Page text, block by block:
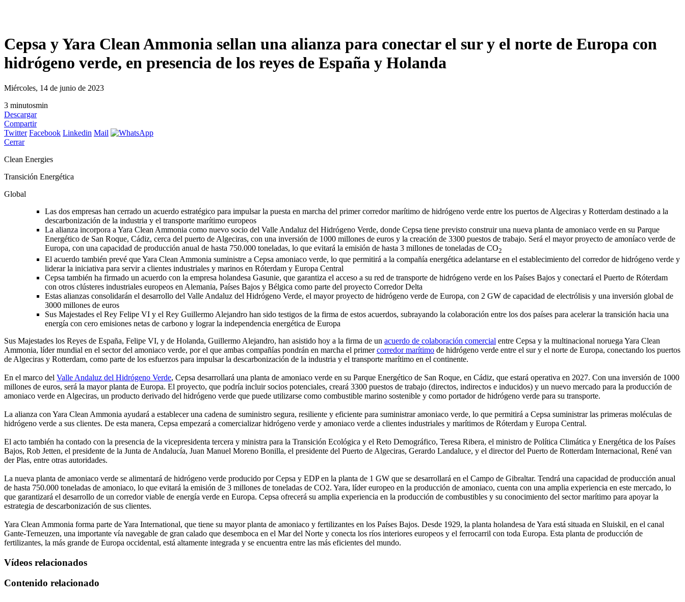
Cepsa y Yara Clean Ammonia sellan una alianza para conectar el sur y el norte de Europa con
hidrógeno verde, en presencia de los reyes de España y Holanda
Miércoles, 14 de junio de 2023
3 minutosmin
Descargar
Compartir
Twitter Facebook Linkedin Mail
Cerrar
Clean Energies
Transición Energética
Global
Las dos empresas han cerrado un acuerdo estratégico para impulsar la puesta en marcha del primer corredor marítimo de hidrógeno verde entre los puertos de Algeciras y Rotterdam destinado a la
descarbonización de la industria y el transporte marítimo europeos
La alianza incorpora a Yara Clean Ammonia como nuevo socio del Valle Andaluz del Hidrógeno Verde, donde Cepsa tiene previsto construir una nueva planta de amoniaco verde en su Parque
Energético de San Roque, Cádiz, cerca del puerto de Algeciras, con una inversión de 1000 millones de euros y la creación de 3300 puestos de trabajo. Será el mayor proyecto de amoníaco verde de
Europa, con una capacidad de producción anual de hasta 750.000 toneladas, lo que evitará la emisión de hasta 3 millones de toneladas de CO2
El acuerdo también prevé que Yara Clean Ammonia suministre a Cepsa amoniaco verde, lo que permitirá a la compañía energética adelantarse en el establecimiento del corredor de hidrógeno verde y
liderar la iniciativa para servir a clientes industriales y marinos en Róterdam y Europa Central
Cepsa también ha firmado un acuerdo con la empresa holandesa Gasunie, que garantiza el acceso a su red de transporte de hidrógeno verde en los Países Bajos y conectará el Puerto de Róterdam
con otros clústeres industriales europeos en Alemania, Países Bajos y Bélgica como parte del proyecto Corredor Delta
Estas alianzas consolidarán el desarrollo del Valle Andaluz del Hidrógeno Verde, el mayor proyecto de hidrógeno verde de Europa, con 2 GW de capacidad de electrólisis y una inversión global de
3000 millones de euros
Sus Majestades el Rey Felipe VI y el Rey Guillermo Alejandro han sido testigos de la firma de estos acuerdos, subrayando la colaboración entre los dos países para acelerar la transición hacia una
energía con cero emisiones netas de carbono y lograr la independencia energética de Europa
Sus Majestades los Reyes de España, Felipe VI, y de Holanda, Guillermo Alejandro, han asistido hoy a la firma de un acuerdo de colaboración comercial entre Cepsa y la multinacional noruega Yara Clean
Ammonia, líder mundial en el sector del amoniaco verde, por el que ambas compañías pondrán en marcha el primercorredor marítimo de hidrógeno verde entre el sur y el norte de Europa, conectando los puertos
de Algeciras y Rotterdam, como parte de los esfuerzos para impulsar la descarbonización de la industria y el transporte marítimo en el continente.
En el marco del Valle Andaluz del Hidrógeno Verde, Cepsa desarrollará una planta de amoniaco verde en su Parque Energético de San Roque, en Cádiz, que estará operativa en 2027. Con una inversión de 1000
millones de euros, será la mayor planta de Europa. El proyecto, que podría incluir socios potenciales, creará 3300 puestos de trabajo (directos, indirectos e inducidos) y un nuevo mercado para la producción de
amoniaco verde en Algeciras, un producto derivado del hidrógeno verde que puede utilizarse como combustible marino sostenible y como portador de hidrógeno verde para su transporte.
La alianza con Yara Clean Ammonia ayudará a establecer una cadena de suministro segura, resiliente y eficiente para suministrar amoniaco verde, lo que permitirá a Cepsa suministrar las primeras moléculas de
hidrógeno verde a sus clientes. De esta manera, Cepsa empezará a comercializar hidrógeno verde y amoniaco verde a clientes industriales y marítimos de Róterdam y Europa Central.
El acto también ha contado con la presencia de la vicepresidenta tercera y ministra para la Transición Ecológica y el Reto Demográfico, Teresa Ribera, el ministro de Política Climática y Energética de los Países
Bajos, Rob Jetten, el presidente de la Junta de Andalucía, Juan Manuel Moreno Bonilla, el presidente del Puerto de Algeciras, Gerardo Landaluce, y el director del Puerto de Rotterdam Internacional, René van
der Plas, entre otras autoridades.
La nueva planta de amoniaco verde se alimentará de hidrógeno verde producido por Cepsa y EDP en la planta de 1 GW que se desarrollará en el Campo de Gibraltar. Tendrá una capacidad de producción anual
de hasta 750.000 toneladas de amoniaco, lo que evitará la emisión de 3 millones de toneladas de CO2. Yara, líder europeo en la producción de amoniaco, cuenta con una amplia experiencia en este mercado, lo
que garantizará el desarrollo de un corredor viable de energía verde en Europa. Cepsa ofrecerá su amplia experiencia en la producción de combustibles y su conocimiento del sector marítimo para apoyar la
estrategia de descarbonización de sus clientes.
Yara Clean Ammonia forma parte de Yara International, que tiene su mayor planta de amoniaco y fertilizantes en los Países Bajos. Desde 1929, la planta holandesa de Yara está situada en Sluiskil, en el canal
Gante-Terneuzen, una importante vía navegable de gran calado que desemboca en el Mar del Norte y conecta los ríos interiores europeos y el ferrocarril con toda Europa. Esta planta de producción de
fertilizantes, la más grande de Europa occidental, está altamente integrada y se encuentra entre las más eficientes del mundo.
Vídeos relacionados
Contenido relacionado